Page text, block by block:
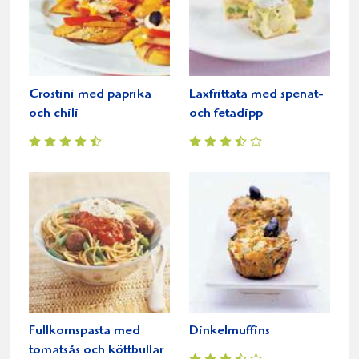
Crostini med paprika
och chili
Laxfrittata med spenat-
och fetadipp
Fullkornspasta med
tomatsås och köttbullar
Dinkelmuffins